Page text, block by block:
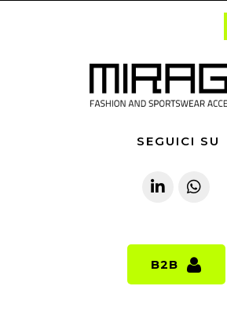
SEGUICI SU
B2B
B2B